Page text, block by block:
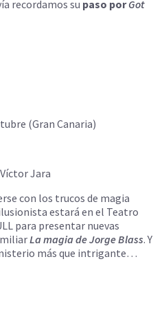
recordamos su paso porGot
(Gran Canaria)
Jara
con los trucos de magia
estará en el Teatro
para presentar nuevas
La magia de Jorge Blass. Y
más que intrigante…